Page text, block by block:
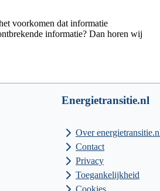
voorkomen dat informatie
informatie? Dan horen wij
Energietransitie.nl
Over
Contact
Privacy
Toegankelijkheid